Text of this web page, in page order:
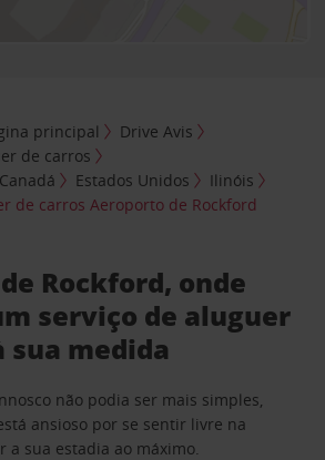
principal
Drive Avis
de carros
Estados Unidos
Ilinóis
de carros Aeroporto de Rockford
Rockford, onde
serviço de aluguer
sua medida
não podia ser mais simples,
ansioso por se sentir livre na
a sua estadia ao máximo.